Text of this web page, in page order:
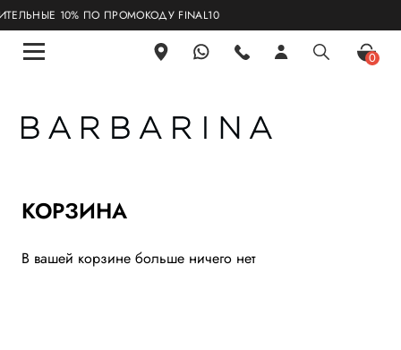
10% ПО ПРОМОКОДУ FINAL10
0
КОРЗИНА
В вашей корзине больше ничего нет